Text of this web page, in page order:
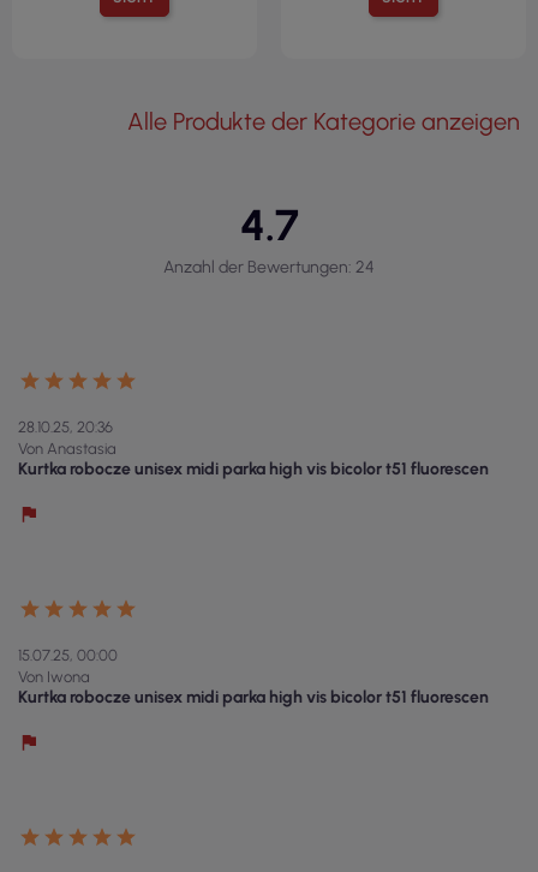
Alle Produkte der Kategorie anzeigen
4.7
Anzahl der Bewertungen: 24
28.10.25, 20:36
Von Anastasia
Kurtka robocze unisex midi parka high vis bicolor t51 fluorescen
15.07.25, 00:00
Von Iwona
Kurtka robocze unisex midi parka high vis bicolor t51 fluorescen